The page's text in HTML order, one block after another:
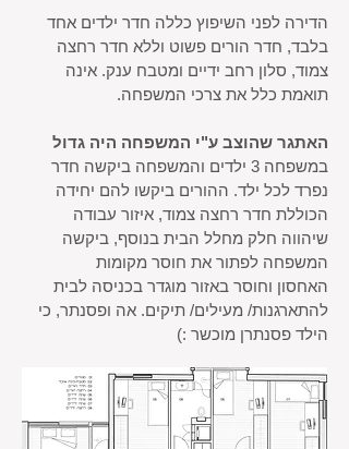
הדירה לפני השיפוץ כללה חדר ילדים אחד
בלבד, חדר הורים פשוט וללא חדר רחצה
צמוד, סלון רחב ידיים ומטבח ענק. אינה
תואמת כלל את צרכי המשפחה.
האתגר שהוצב ע"י המשפחה היה גדול
במשפחה 3 ילדים והמשפחה ביקשה חדר
נפרד לכל ילד. ההורים ביקשו להם יחידה
הכוללת חדר רחצה צמוד, איזור עבודה
שיהווה חלק מחלל הבית בנוסף, ביקשה
המשפחה לפתור את חוסר מקומות
האחסון וחוסר באזור מוגדר בכניסה לבית
להתארגנות/ מעילים/ תיקים. אה ופסנתר, כי
הילד פסנתרן מוכשר :)